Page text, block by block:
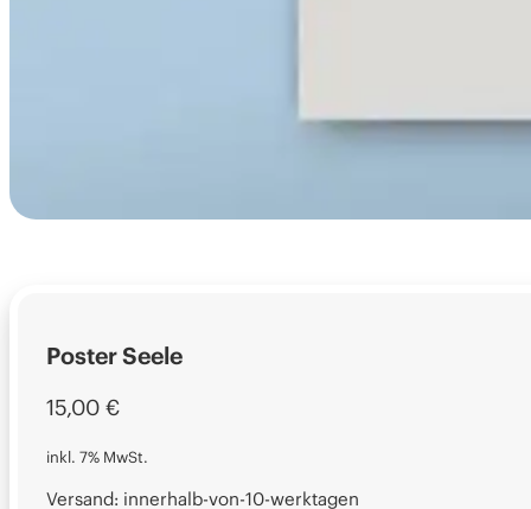
Poster Seele
15,00€
inkl. 7% MwSt.
Versand: innerhalb-von-10-werktagen